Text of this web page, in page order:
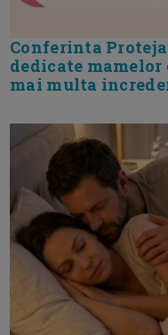
Conferinta
dedicate mamelor
mai multa